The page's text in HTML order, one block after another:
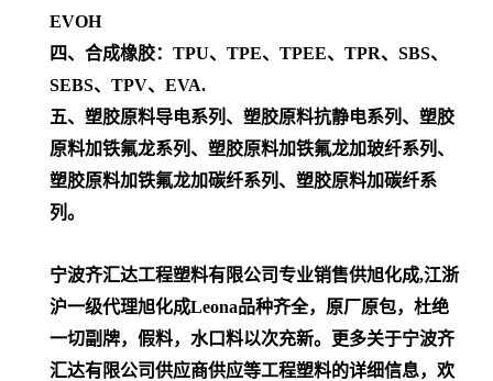
EVOH
四、合成橡胶：TPU、TPE、TPEE、TPR、SBS、
SEBS、TPV、EVA.
五、塑胶原料导电系列、塑胶原料抗静电系列、塑胶
原料加铁氟龙系列、塑胶原料加铁氟龙加玻纤系列、
塑胶原料加铁氟龙加碳纤系列、塑胶原料加碳纤系
列。
宁波齐汇达工程塑料有限公司专业销售供旭化成,江浙
沪一级代理旭化成Leona品种齐全，原厂原包，杜绝
一切副牌，假料，水口料以次充新。更多关于宁波齐
汇达有限公司供应商供应等工程塑料的详细信息，欢